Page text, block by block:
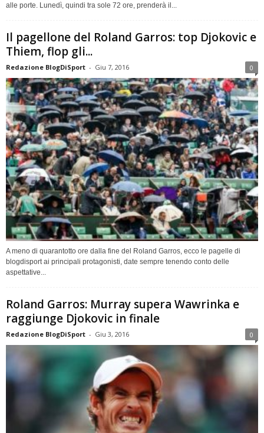
alle porte. Lunedì, quindi tra sole 72 ore, prenderà il...
Il pagellone del Roland Garros: top Djokovic e
Thiem, flop gli...
Redazione BlogDiSport - Giu 7, 2016 0
A meno di quarantotto ore dalla fine del Roland Garros, ecco le pagelle di
blogdisport ai principali protagonisti, date sempre tenendo conto delle
aspettative...
Roland Garros: Murray supera Wawrinka e
raggiunge Djokovic in finale
Redazione BlogDiSport - Giu 3, 2016 0